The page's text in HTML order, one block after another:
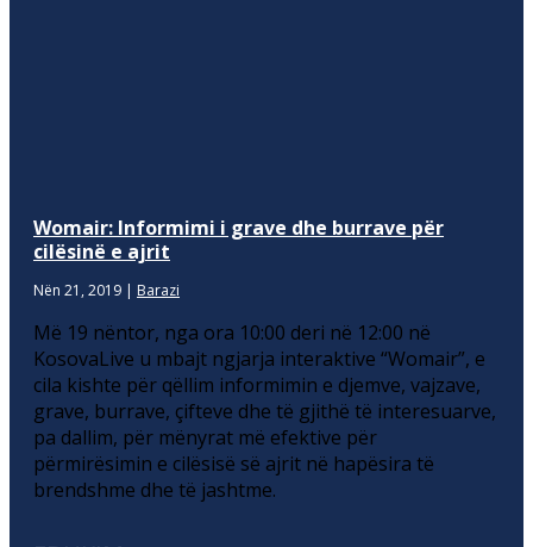
Womair: Informimi i grave dhe burrave për
cilësinë e ajrit
Nën 21, 2019 | Barazi
Më 19 nëntor, nga ora 10:00 deri në 12:00 në
KosovaLive u mbajt ngjarja interaktive “Womair”, e
cila kishte për qëllim informimin e djemve, vajzave,
grave, burrave, çifteve dhe të gjithë të interesuarve,
pa dallim, për mënyrat më efektive për
përmirësimin e cilësisë së ajrit në hapësira të
brendshme dhe të jashtme.